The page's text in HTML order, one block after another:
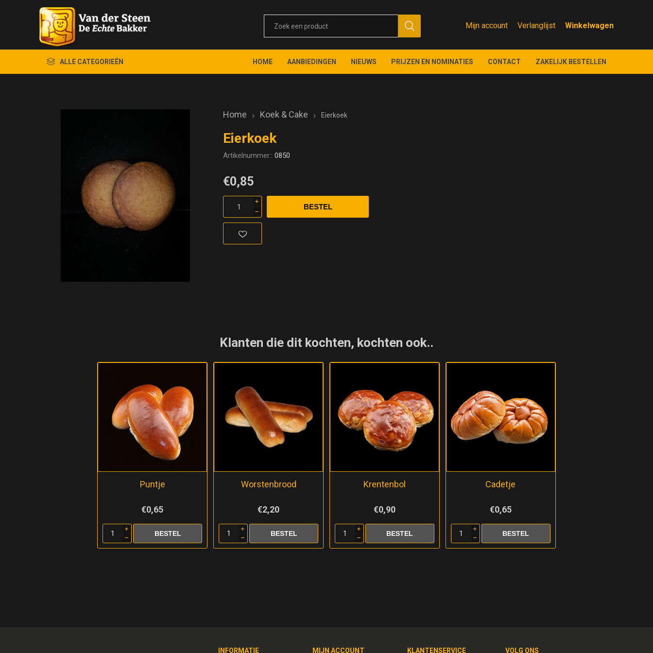
Mijn account Verlanglijst
ALLE CATEGORIEËN HOME AANBIEDINGEN NIEUWS PRIJZEN EN NOMINATIES CONTACT ZAKELIJK BESTELLEN
Home Koek & Cake Eierkoek
Eierkoek
Artikelnummer:: 0850
€0,85
i
h
Klanten die dit kochten, kochten ook..
Puntje
€0,65
i
h
Worstenbrood
€2,20
i
h
Krentenbol
€0,90
i
h
Cadetje
€0,65
i
h
INFORMATIE MIJN ACCOUNT KLANTENSERVICE VOLG ONS